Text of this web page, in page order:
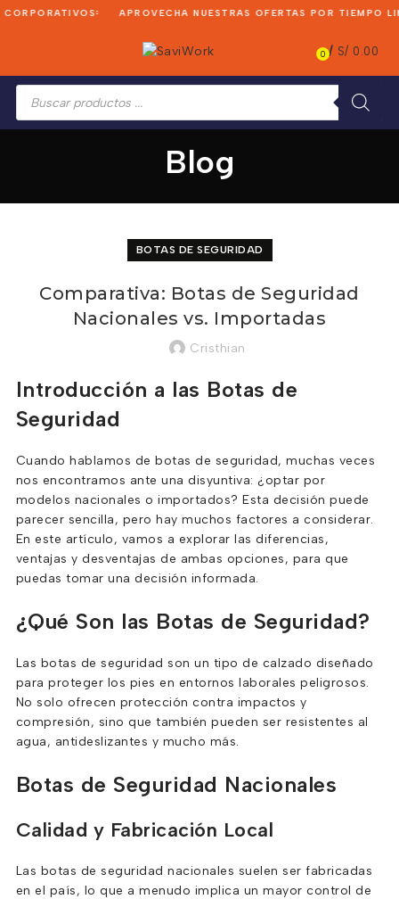
APROVECHA NUESTRAS OFERTAS POR TIEMPO
0 / S/ 0.00
Búsqueda
productos
Blog
BOTAS DE SEGURIDAD
Comparativa: Botas de Seguridad
Nacionales vs. Importadas
Cristhian
Introducción a las Botas de
Seguridad
Cuando hablamos de botas de seguridad, muchas veces
nos encontramos ante una disyuntiva: ¿optar por
modelos nacionales o importados? Esta decisión puede
parecer sencilla, pero hay muchos factores a considerar.
En este artículo, vamos a explorar las diferencias,
ventajas y desventajas de ambas opciones, para que
puedas tomar una decisión informada.
¿Qué Son las Botas de Seguridad?
Las botas de seguridad son un tipo de calzado diseñado
para proteger los pies en entornos laborales peligrosos.
No solo ofrecen protección contra impactos y
compresión, sino que también pueden ser resistentes al
agua, antideslizantes y mucho más.
Botas de Seguridad Nacionales
Calidad y Fabricación Local
Las botas de seguridad nacionales suelen ser fabricadas
en el país, lo que a menudo implica un mayor control de